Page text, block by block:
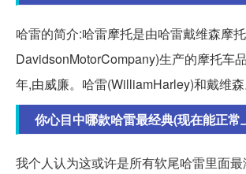
哈雷的简介:哈雷摩托是由哈雷戴维森摩
DavidsonMotorCompany)生产的摩托车
年,由威廉。哈雷(WilliamHarley)和戴维森
你心目中哪款哈雷最经典(现在能正常
我个人认为这或许是所有软尾哈雷里面